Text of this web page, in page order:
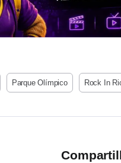
Parque Olímpico Rock In